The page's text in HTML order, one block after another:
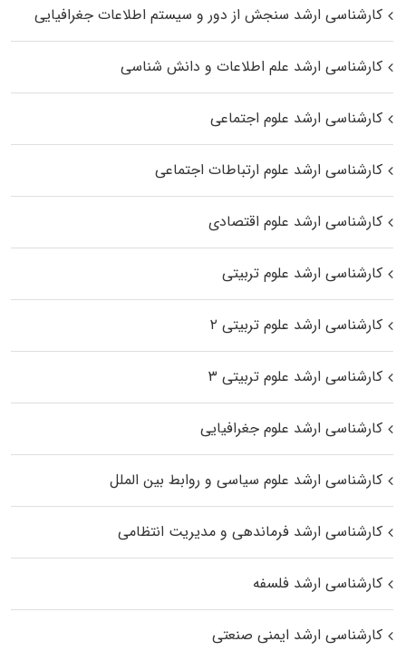
کارشناسی ارشد سنجش از دور و سیستم اطلاعات جغرافیایی
کارشناسی ارشد علم اطلاعات و دانش شناسی
کارشناسی ارشد علوم اجتماعی
کارشناسی ارشد علوم ارتباطات اجتماعی
کارشناسی ارشد علوم اقتصادی
کارشناسی ارشد علوم تربیتی
کارشناسی ارشد علوم تربیتی ۲
کارشناسی ارشد علوم تربیتی ۳
کارشناسی ارشد علوم جغرافیایی
کارشناسی ارشد علوم سیاسی و روابط بین الملل
کارشناسی ارشد فرماندهی و مدیریت انتظامی
کارشناسی ارشد فلسفه
کارشناسی ارشد ایمنی صنعتی